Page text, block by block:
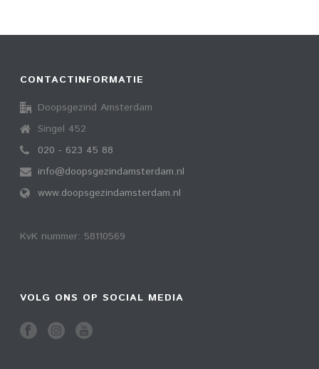
CONTACTINFORMATIE
Doopsgezind Amsterdam
Singel 452
020 - 623 45 88
info@doopsgezindamsterdam.nl
www.doopsgezindamsterdam.nl
KvK nummer: 58110569
VOLG ONS OP SOCIAL MEDIA